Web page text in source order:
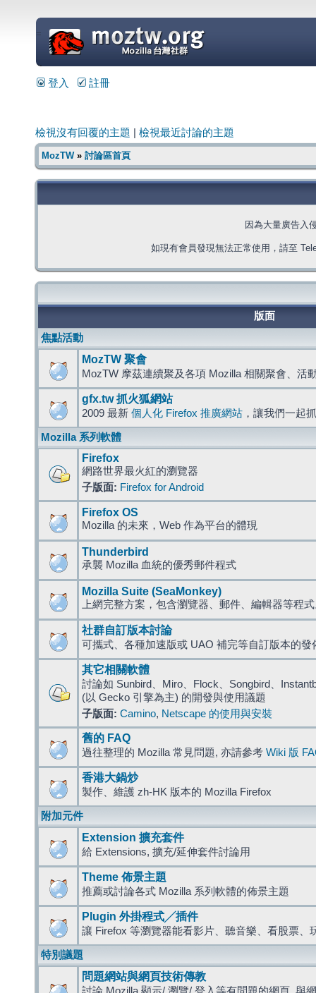
=
登入 註冊
檢視沒有回覆的主題 檢視最近討論的主題
MozTW» 討論區首頁
因為大量廣告入
如現有會員發現無法正常使用，請至
版面
焦點活動
MozTW 聚會
MozTW 摩茲連續聚及各項 Mozilla 相關聚會、活
gfx.tw 抓火狐網站
2009 最新 個人化 Firefox 推廣網站 ，讓我們一起
Mozilla 系列軟體
Firefox
網路世界最火紅的瀏覽器
子版面: Firefox for Android
Firefox OS
Mozilla 的未來，Web 作為平台的體現
Thunderbird
承襲 Mozilla 血統的優秀郵件程式
Mozilla Suite (SeaMonkey)
上網完整方案，包含瀏覽器、郵件、編輯器等程
社群自訂版本討論
可攜式、各種加速版或 UAO 補完等自訂版本的發
其它相關軟體
討論如 Sunbird、Miro、Flock、Songbird、
(以 Gecko 引擎為主) 的開發與使用議題
子版面: Camino, Netscape 的使用與安裝
舊的 FAQ
過往整理的 Mozilla 常見問題, 亦請參考 Wiki 版
香港大鍋炒
製作、維護 zh-HK 版本的 Mozilla Firefox
附加元件
Extension 擴充套件
給 Extensions, 擴充/延伸套件討論用
Theme 佈景主題
推薦或討論各式 Mozilla 系列軟體的佈景主題
Plugin 外掛程式╱插件
讓 Firefox 等瀏覽器能看影片、聽音樂、看股票、
特別議題
問題網站與網頁技術傳教